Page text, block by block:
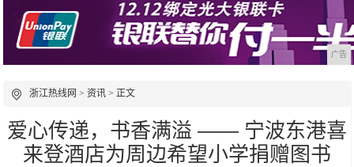
广告
浙江热线网 >资讯 > 正文
爱心传递，书香满溢 —— 宁波东港喜
来登酒店为周边希望小学捐赠图书